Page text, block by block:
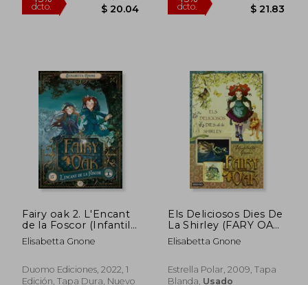
Fairy oak 2. L'Encant
de la Foscor (Infantil
(en Catalán)
Elisabetta Gnone
Duomo Ediciones, 2022, 1
Edición, Tapa Dura, Nuevo
Els Deliciosos Dies De
La Shirley (FARY OAK.
TETRALOGIA) (en
Catalán)
Elisabetta Gnone
Estrella Polar, 2009, Tapa
Blanda, Usado